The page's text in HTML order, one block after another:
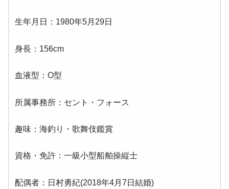
生年月日：1980年5月29日
身長：156cm
血液型：O型
所属事務所：セント・フォース
趣味：海釣り・歌舞伎鑑賞
資格・免許：一級小型船舶操縦士
配偶者：日村勇紀(2018年4月7日結婚)